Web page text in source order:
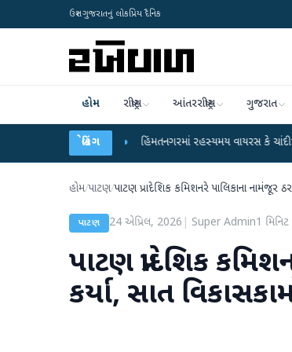
ઉત્તર ગુજરાતનું લોકપ્રિય દૈનિક
હોમ રાષ્ટ્રીય આંતરરાષ્ટ્રીય ગુજરાત
બ્રેકિંગ
હિંમતનગરમાં રહસ્યમય વાયરસ કે ચાંદીપુરા? 6
હોમ/પાટણ/પાટણ પ્રાદેશિક કમિશનરે પાલિકાના નામંજૂર
પાટણ 24 એપ્રિલ, 2026 Super Admin1
પાટણ પ્રાદેશિક
કર્યા, સાત